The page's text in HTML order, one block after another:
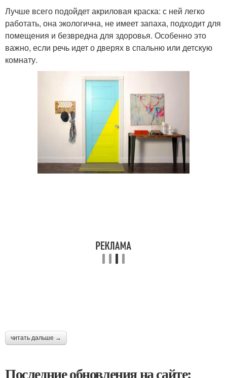
Лучше всего подойдет акриловая краска: с ней легко
работать, она экологична, не имеет запаха, подходит для
помещения и безвредна для здоровья. Особенно это
важно, если речь идет о дверях в спальню или детскую
комнату.
читать дальше →
Последние обновления на сайте: